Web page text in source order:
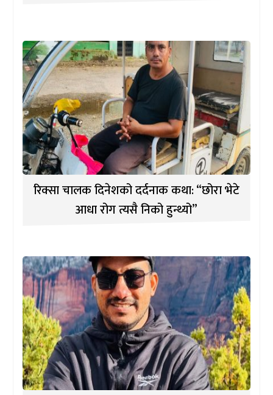
रिक्सा चालक दिनेशको दर्दनाक कथा: “छोरा भेटे
आधा रोग त्यसै निको हुन्थ्यो”